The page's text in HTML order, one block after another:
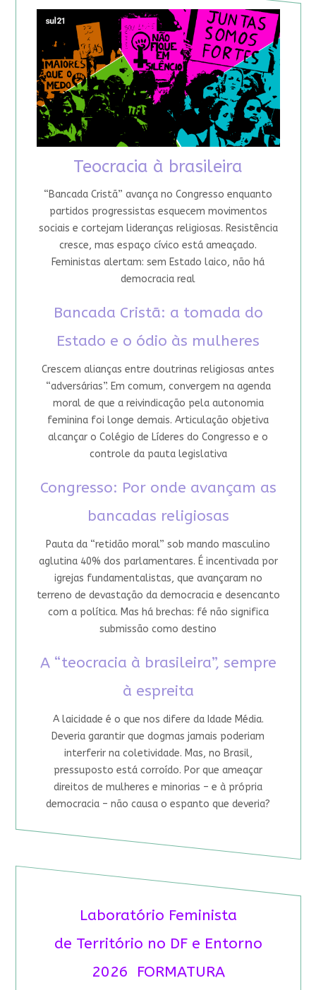
Teocracia à brasileira
“Bancada Cristã” avança no Congresso enquanto
partidos progressistas esquecem movimentos
sociais e cortejam lideranças religiosas. Resistência
cresce, mas espaço cívico está ameaçado.
Feministas alertam: sem Estado laico, não há
democracia real
Bancada Cristã: a tomada do
Estado e o ódio às mulheres
Crescem alianças entre doutrinas religiosas antes
“adversárias”. Em comum, convergem na agenda
moral de que a reivindicação pela autonomia
feminina foi longe demais. Articulação objetiva
alcançar o Colégio de Líderes do Congresso e o
controle da pauta legislativa
Congresso: Por onde avançam as
bancadas religiosas
Pauta da “retidão moral” sob mando masculino
aglutina 40% dos parlamentares. É incentivada por
igrejas fundamentalistas, que avançaram no
terreno de devastação da democracia e desencanto
com a política. Mas há brechas: fé não significa
submissão como destino
A “teocracia à brasileira”, sempre
à espreita
A laicidade é o que nos difere da Idade Média.
Deveria garantir que dogmas jamais poderiam
interferir na coletividade. Mas, no Brasil,
pressuposto está corroído. Por que ameaçar
direitos de mulheres e minorias – e à própria
democracia – não causa o espanto que deveria?
Laboratório Feminista
de Território no DF e Entorno
2026 FORMATURA